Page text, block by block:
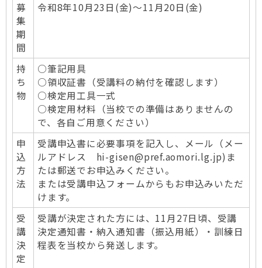
募
集
期
間
令和8年10月23日(金)～11月20日(金)
持
ち
物
○筆記用具
○領収証書（受講料の納付を確認します）
○検定用工具一式
○検定用材料（当校での準備はありませんの
で、各自ご用意ください）
申
込
方
法
受講申込書に必要事項を記入し、メール（メー
ルアドレス hi-gisen@pref.aomori.lg.jp)ま
たは郵送でお申込みください。
または受講申込フォームからもお申込みいただ
けます。
受
講
決
定
受講が決定された方には、11月27日頃、受講
決定通知書・納入通知書（振込用紙）・訓練日
程表を当校から発送します。